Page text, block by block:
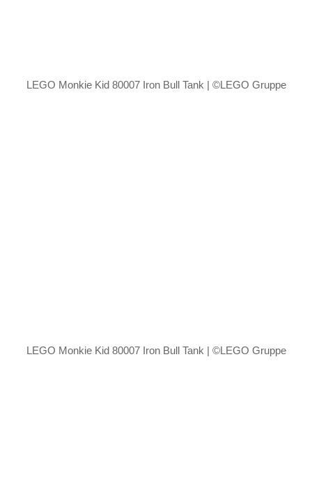
LEGO Monkie Kid 80007 Iron Bull Tank | ©LEGO Gruppe
LEGO Monkie Kid 80007 Iron Bull Tank | ©LEGO Gruppe